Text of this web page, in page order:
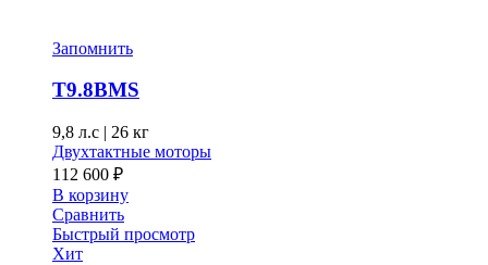
Запомнить
T9.8BMS
9,8 л.с | 26 кг
Двухтактные моторы
112 600 ₽
В корзину
Сравнить
Быстрый просмотр
Хит